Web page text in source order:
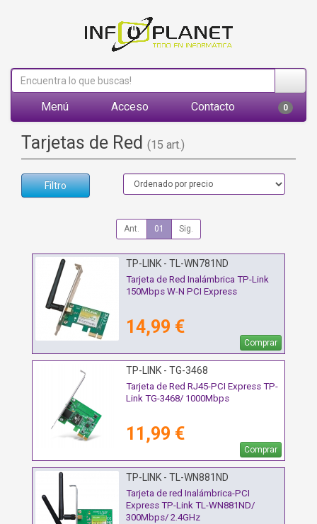
Menú Acceso Contacto 0
Tarjetas de Red (15 art.)
Filtro
Ant. 01 Sig.
TP-LINK - TL-WN781ND
Tarjeta de Red Inalámbrica TP-Link
150Mbps W-N PCI Express
14,99 €
Comprar
TP-LINK - TG-3468
Tarjeta de Red RJ45-PCI Express TP-
Link TG-3468/ 1000Mbps
11,99 €
Comprar
TP-LINK - TL-WN881ND
Tarjeta de red Inalámbrica-PCI
Express TP-Link TL-WN881ND/
300Mbps/ 2.4GHz